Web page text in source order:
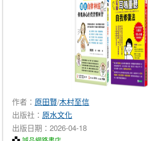
作者： 原田賢/木村至信
出版社： 原水文化
出版日期：2026-04-18